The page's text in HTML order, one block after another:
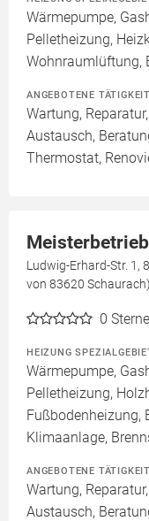
Wärmepumpe,
Pelletheizung,
Wohnraumlüftung,
ANGEBOTENE
Wartung,
Austausch,
Thermostat,
Ludwig-Erhard-Str. 1,
von 83620 Schaurach)
0
HEIZUNG
Wärmepumpe,
Pelletheizung,
Fußbodenheizung,
Klimaanlage,
ANGEBOTENE
Wartung,
Austausch,